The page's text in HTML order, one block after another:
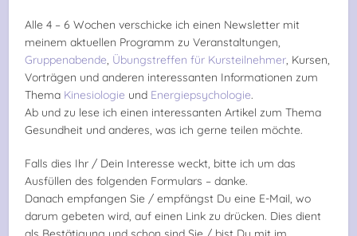
Alle 4 – 6 Wochen verschicke ich einen Newsletter mit
meinem aktuellen Programm zu Veranstaltungen,
Gruppenabende, Übungstreffen für Kursteilnehmer, Kursen,
Vorträgen und anderen interessanten Informationen zum
Thema Kinesiologie und Energiepsychologie.
Ab und zu lese ich einen interessanten Artikel zum Thema
Gesundheit und anderes, was ich gerne teilen möchte.
Falls dies Ihr / Dein Interesse weckt, bitte ich um das
Ausfüllen des folgenden Formulars – danke.
Danach empfangen Sie / empfängst Du eine E-Mail, wo
darum gebeten wird, auf einen Link zu drücken. Dies dient